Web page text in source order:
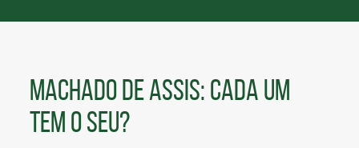
MACHADO DE ASSIS: CADA UM
TEM O SEU?